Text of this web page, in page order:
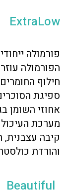
ExtraLow
פורמולה
הפורמולה
חילוף
ספיגת
אחוזי השומן
מערכת
קיבה
והורדת
Beautiful